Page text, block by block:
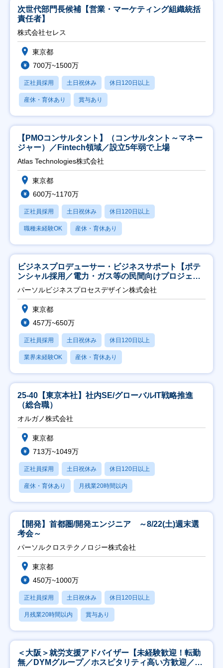
次世代部門長候補【営業・マーケティング組織統括
責任者】
株式会社セレス
東京都
700万~1500万
正社員採用 土日祝休み 休日120日以上
産休・育休あり 賞与あり
【PMOコンサルタント】（コンサルタント～マネー
ジャー）／Fintech領域／設立5年弱で上場
Atlas Technologies株式会社
東京都
600万~1170万
正社員採用 土日祝休み 休日120日以上
職種未経験OK 産休・育休あり
ビジネスプロデューサー・ビジネスサポート【ポテ
ンシャル採用／電力・ガス等の民間向けプロジェク
ト推進】
パーソルビジネスプロセスデザイン株式会社
東京都
457万~650万
正社員採用 土日祝休み 休日120日以上
業界未経験OK 産休・育休あり
25-40【東京本社】社内SE/グローバルIT戦略推進
（総合職）
オルガノ株式会社
東京都
713万~1049万
正社員採用 土日祝休み 休日120日以上
産休・育休あり 月残業20時間以内
【開発】首都圏/開発エンジニア ～8/22(土)週末選
考会～
パーソルクロステクノロジー株式会社
東京都
450万~1000万
正社員採用 土日祝休み 休日120日以上
月残業20時間以内 賞与あり
＜大阪＞就労支援アドバイザー【未経験歓迎！転勤
無／DYMグループ／ホスピタリティ高い方歓迎／土